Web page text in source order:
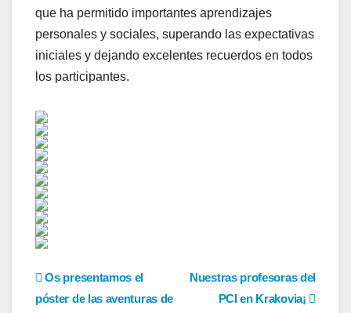
que ha permitido importantes aprendizajes
personales y sociales, superando las expectativas
iniciales y dejando excelentes recuerdos en todos
los participantes.
Navegación
Nuestras profesoras del
PCI en Krakovia¡
Os presentamos el
póster de las aventuras de